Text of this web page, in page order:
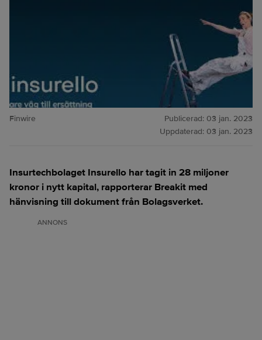
Finwire Publicerad: 03 jan. 2023
Uppdaterad: 03 jan. 2023
Insurtechbolaget Insurello har tagit in 28 miljoner
kronor i nytt kapital, rapporterar Breakit med
hänvisning till dokument från Bolagsverket.
ANNONS